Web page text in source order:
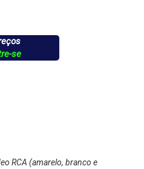
se
RCA (amarelo, branco e